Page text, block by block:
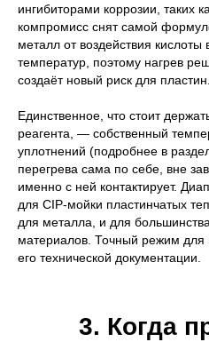
ингибиторами коррозии, таких
компромисс снят самой
металл от воздействия
температур, поэтому нагрев
создаёт новый риск для пластин.
Единственное, что стоит
реагента, — собственный
уплотнений (подробнее в
перегрева сама по себе, вне
именно с ней контактирует.
для CIP-мойки пластинчатых
для металла, и для
материалов. Точный режим для
его технической документации.
3. Когда